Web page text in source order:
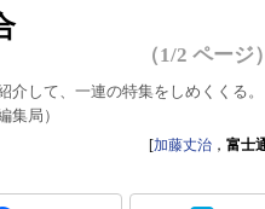
（1/2 ページ）
して、一連の特集をしめくくる。
集局）
[加藤丈治 ， 富士